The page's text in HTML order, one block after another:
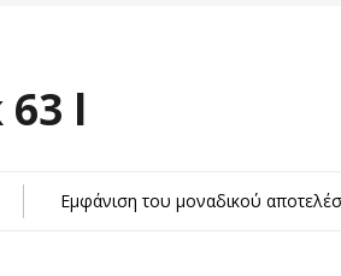
l
Εμφάνιση του μοναδικού
Αερίων